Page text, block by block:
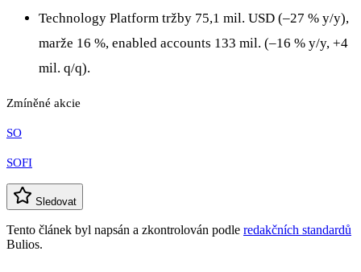
Technology Platform tržby 75,1 mil. USD (–27 % y/y),
marže 16 %, enabled accounts 133 mil. (–16 % y/y, +4
mil. q/q).
Zmíněné akcie
SO
SOFI
Sledovat
Tento článek byl napsán a zkontrolován podle redakčních standardů
Bulios.